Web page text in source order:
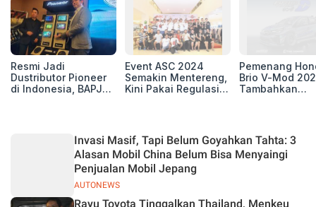
Resmi Jadi
Dustributor Pioneer
di Indonesia, BAPJ
Event ASC 2024
Semakin Mentereng,
Kini Pakai Regulasi
Pemenang
Brio V-Mod
Tambahkan
AUTONEWS
Invasi Masif, Tapi Belum Goyahkan Tahta: 3
Alasan Mobil China Belum Bisa Menyaingi
Penjualan Mobil Jepang
Rayu Toyota Tinggalkan Thailand, Menkeu